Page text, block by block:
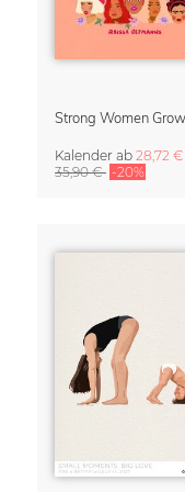
Kalender ab 28,72 €
35,90 € -20%